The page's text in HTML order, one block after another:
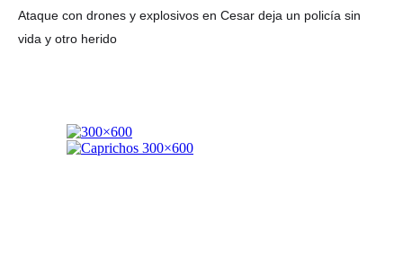
Ataque con drones y explosivos en Cesar deja un policía sin
vida y otro herido